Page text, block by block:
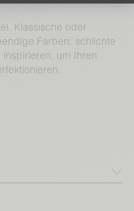
Klassische oder
Farben, schlichte
um Ihren